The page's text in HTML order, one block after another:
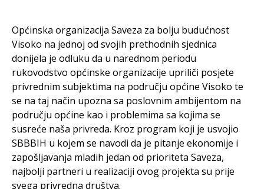
Općinska organizacija Saveza za bolju budućnost
Visoko na jednoj od svojih prethodnih sjednica
donijela je odluku da u narednom periodu
rukovodstvo općinske organizacije upriliči posjete
privrednim subjektima na području općine Visoko te
se na taj način upozna sa poslovnim ambijentom na
području općine kao i problemima sa kojima se
susreće naša privreda. Kroz program koji je usvojio
SBBBIH u kojem se navodi da je pitanje ekonomije i
zapošljavanja mladih jedan od prioriteta Saveza,
najbolji partneri u realizaciji ovog projekta su prije
svega privredna društva.